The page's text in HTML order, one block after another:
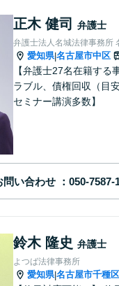
正木 健司 弁護士
弁護士法人名城法律事務所
愛知県|名古屋市中区
【弁護士27名在籍す
ラブル、債権回収（目
セミナー講演多数】
問い合わせ
鈴木 隆史 弁護士
よつば法律事務所
愛知県|名古屋市千種区